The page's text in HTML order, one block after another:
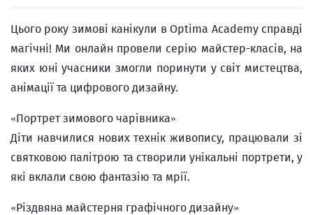
Цього року зимові канікули в Optima Academy справді
магічні! Ми онлайн провели серію майстер-класів, на
яких юні учасники змогли поринути у світ мистецтва,
анімації та цифрового дизайну.
«Портрет зимового чарівника»
Діти навчилися нових технік живопису, працювали зі
святковою палітрою та створили унікальні портрети, у
які вклали свою фантазію та мрії.
«Різдвяна майстерня графічного дизайну»